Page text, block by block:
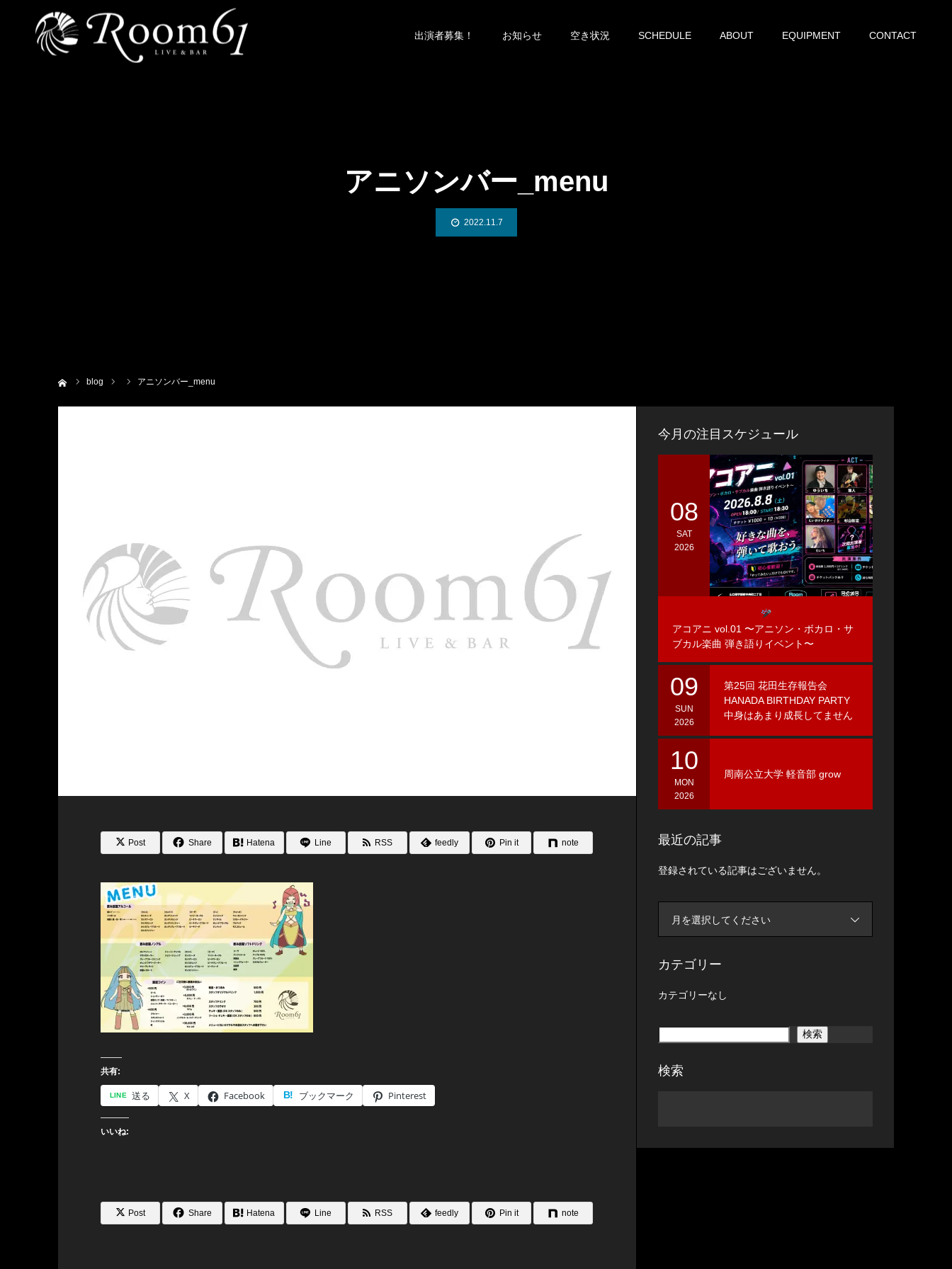
出演者募集！ お知らせ 空き状況 SCHEDULE ABOUT EQUIPMENT CONTACT
アニソンバー_menu
2022.11.7
blog アニソンバー_menu
Post Share Hatena Line RSS feedly Pin it note
共有:
送る X Facebook ブックマーク Pinterest
いいね:
Post Share Hatena Line RSS feedly Pin it note
今月の注目スケジュール
08
SAT
2026
アコアニ vol.01 〜アニソン・ボカロ・サ
ブカル楽曲 弾き語りイベント〜
09
SUN
2026
第25回 花田生存報告会
HANADA BIRTHDAY PARTY
中身はあまり成長してません
10
MON
2026
周南公立大学 軽音部 grow
最近の記事
登録されている記事はございません。
月を選択してください
カテゴリー
カテゴリーなし
検索
検索